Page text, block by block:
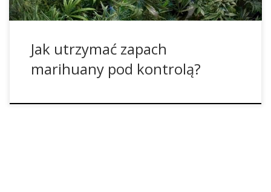
Jak utrzymać zapach
marihuany pod kontrolą?